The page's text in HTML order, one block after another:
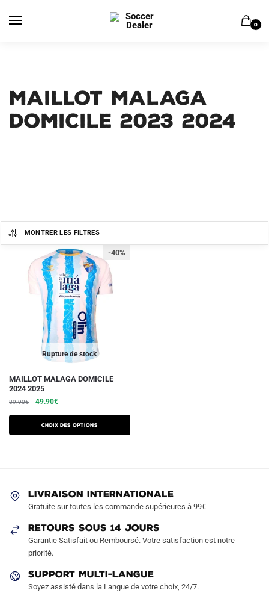
0
Maillot Malaga
Domicile 2023 2024
MONTRER LES FILTRES
Rupture de stock
-40%
MAILLOT MALAGA DOMICILE
2024 2025
89.90€
Le
initial
était :
49.90€Le
actuel
est :
Choix des options
Ce
produit
a
plusieurs
variations.
être
choisies
sur
la
produit
LIVRAISON INTERNATIONALE
Gratuite sur toutes les commande supérieures à 99€
RETOURS SOUS 14 JOURS
Garantie Satisfait ou Remboursé. Votre satisfaction est notre
priorité.
SUPPORT MULTI-LANGUE
Soyez assisté dans la Langue de votre choix, 24/7.